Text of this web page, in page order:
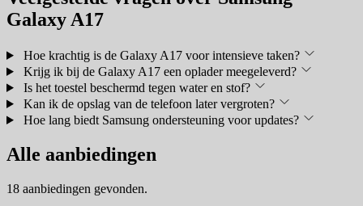
Galaxy A17
Hoe krachtig is de Galaxy A17 voor intensieve taken?
Krijg ik bij de Galaxy A17 een oplader meegeleverd?
Is het toestel beschermd tegen water en stof?
Kan ik de opslag van de telefoon later vergroten?
Hoe lang biedt Samsung ondersteuning voor updates?
Alle aanbiedingen
18 aanbiedingen gevonden.